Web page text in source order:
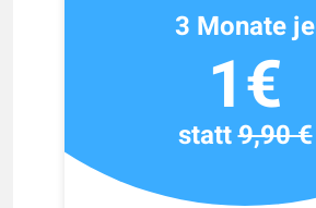
3 Monate je
1€
statt9,90 €